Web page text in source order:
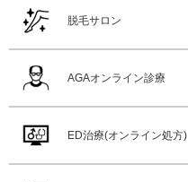
脱毛サロン
AGAオンライン診療
ED治療(オンライン処方)